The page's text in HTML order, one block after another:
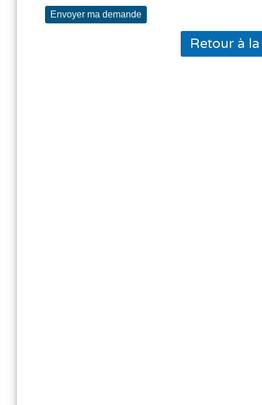
Envoyer ma demande
Retour à